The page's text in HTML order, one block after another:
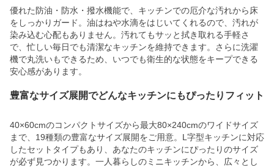
優れた防油・防水・撥水機能で、キッチンでの厄介な汚れから床
をしっかりガード。油はねや水滴をはじいてくれるので、汚れが
染み込む心配もありません。汚れてもサッと拭き取れる手軽さ
で、忙しい毎日でも清潔なキッチンを維持できます。さらに洗濯
機で丸洗いもできるため、いつでも衛生的な状態をキープできる
安心感があります。
豊富なサイズ展開でどんなキッチンにもぴったりフィット
40×60cmのコンパクトサイズから最大80×240cmのワイドサイズ
まで、19種類の豊富なサイズ展開をご用意。L字型キッチンに対応
したセットタイプもあり、あなたのキッチンにぴったりのサイズ
が必ず見つかります。一人暮らしのミニキッチンから、広々とし